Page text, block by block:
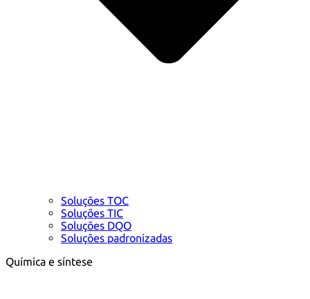
Soluções TOC
Soluções TIC
Soluções DQO
Soluções padronizadas
Química e síntese